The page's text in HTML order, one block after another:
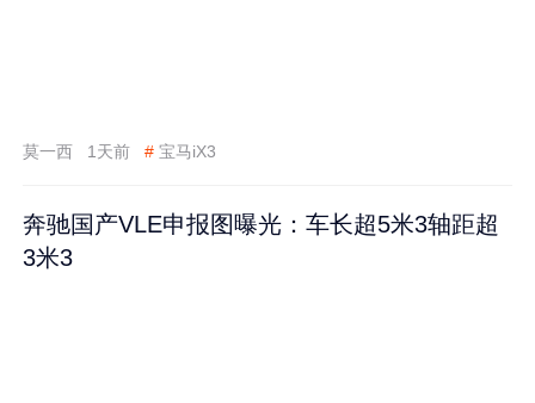
莫一西 1天前 # 宝马iX3
奔驰国产VLE申报图曝光：车长超5米3轴距超
3米3